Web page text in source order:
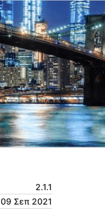
2.1.1
09 Σεπ 2021